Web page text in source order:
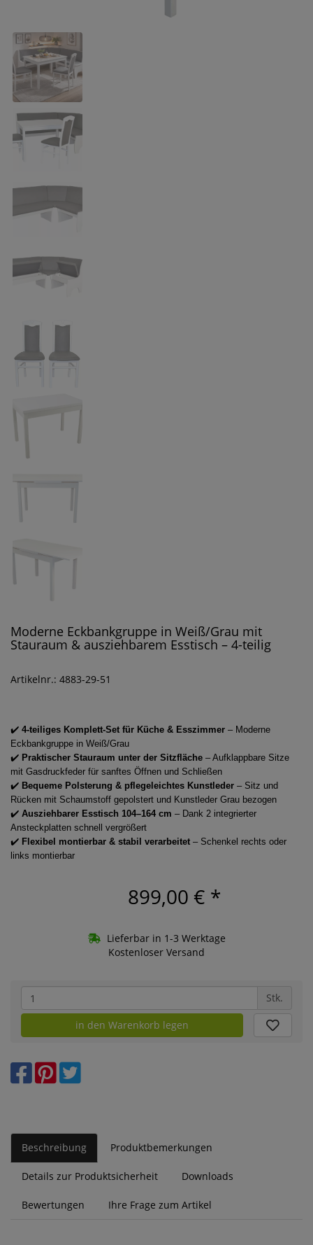
Moderne Eckbankgruppe in Weiß/Grau mit
Stauraum & ausziehbarem Esstisch – 4-teilig
Artikelnr.: 4883-29-51
✔️ 4-teiliges Komplett-Set für Küche & Esszimmer – Moderne
Eckbankgruppe in Weiß/Grau
✔️ Praktischer Stauraum unter der Sitzfläche – Aufklappbare Sitze
mit Gasdruckfeder für sanftes Öffnen und Schließen
✔️ Bequeme Polsterung & pflegeleichtes Kunstleder – Sitz und
Rücken mit Schaumstoff gepolstert und Kunstleder Grau bezogen
✔️ Ausziehbarer Esstisch 104–164 cm – Dank 2 integrierter
Ansteckplatten schnell vergrößert
✔️ Flexibel montierbar & stabil verarbeitet – Schenkel rechts oder
links montierbar
899,00 € *
Lieferbar in 1-3 Werktage
Kostenloser Versand
Stk.
in den Warenkorb legen
Beschreibung Produktbemerkungen
Details zur Produktsicherheit Downloads
Bewertungen Ihre Frage zum Artikel